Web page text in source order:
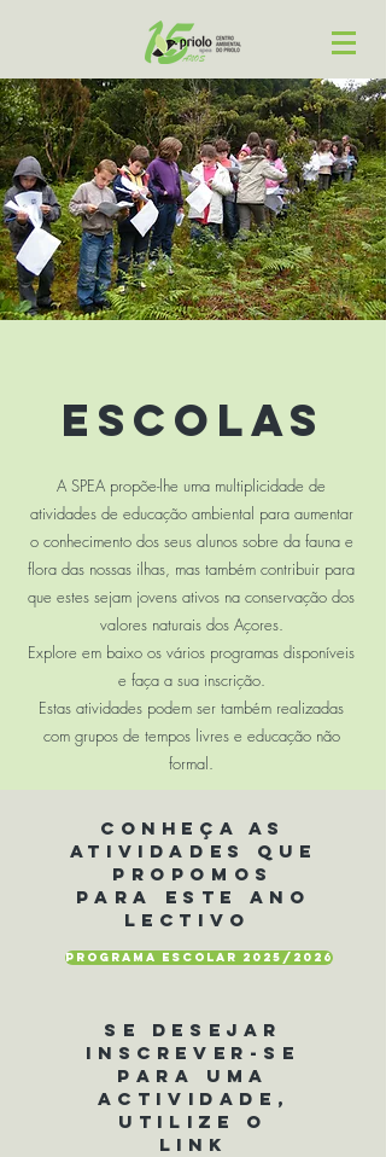
ESCOLAS
A SPEA propõe-lhe uma multiplicidade de
atividades de educação ambiental para aumentar
o conhecimento dos seus alunos sobre da fauna e
flora das nossas ilhas, mas também contribuir para
que estes sejam jovens ativos na conservação dos
valores naturais dos Açores.
Explore em baixo os vários programas disponíveis
e faça a sua inscrição.
Estas atividades podem ser também realizadas
com grupos de tempos livres e educação não
formal.
Conheça as
atividades que
propomos
para este ano
lectivo
PROGRAMA ESCOLAR 2025/2026
Se desejar
inscrever-se
para uma
actividade,
utilize o
link